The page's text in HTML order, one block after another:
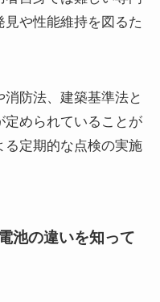
や性能維持を図るた
防法、建築基準法と
定められていることが
る定期的な点検の実施
池の違いを知って